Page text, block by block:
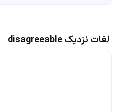
لغات نزدیک disagreeable